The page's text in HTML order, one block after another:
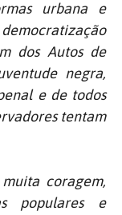
urbana e
dos Autos de
negra,
e de todos
tentam
coragem,
populares e